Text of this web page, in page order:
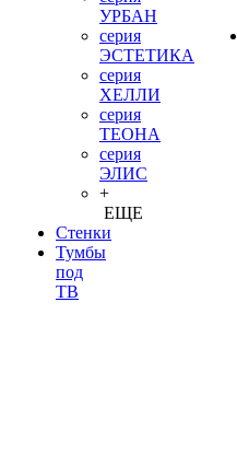
УРБАН
серия
ЭСТЕТИКА
серия
ХЕЛЛИ
серия
ТЕОНА
серия
ЭЛИС
+
ЕЩЕ
Стенки
Тумбы
под
ТВ